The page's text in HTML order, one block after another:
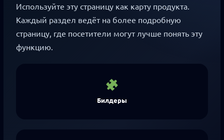
Используйте эту страницу как карту продукта.
Каждый раздел ведёт на более подробную
страницу, где посетители могут лучше понять эту
функцию.
Билдеры